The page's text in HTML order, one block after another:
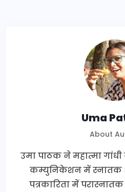
Uma
About
उमा पाठक ने महात्मा गांधी
कम्युनिकेशन में स्नातक
पत्रकारिता में परास्नातक